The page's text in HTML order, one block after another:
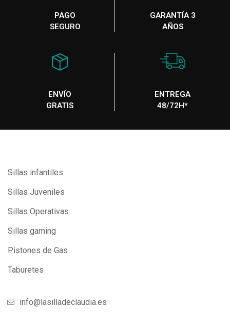
ENVÍO
GRATIS
PAGO
SEGURO
ENTREGA
48/72H*
GARANTÍA 3
AÑOS
Sillas infantiles
Sillas Juveniles
Sillas Operativas
Sillas gaming
Pistones de Gas
Taburetes
info@lasilladeclaudia.es